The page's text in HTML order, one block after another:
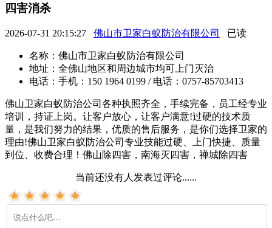
四害消杀
2026-07-31 20:15:27 佛山市卫家白蚁防治有限公司 已读
名称： 佛山市卫家白蚁防治有限公司
地址： 全佛山地区和周边城市均可上门灭治
电话： 手机：150 1964 0199 / 电话：0757-85703413
佛山卫家白蚁防治公司各种执照齐全，手续完备，员工经专业
培训，持证上岗。让客户放心，让客户满意!过硬的技术质
量，是我们努力的结果，优质的售后服务，是你们选择卫家的
理由!佛山卫家白蚁防治公司专业技能过硬、上门快捷、质量
到位、收费合理！佛山除四害，南海灭四害，禅城除四害
当前还没有人发表过评论......